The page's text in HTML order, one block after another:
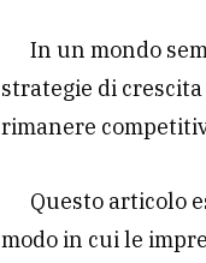
In un mondo
strategie di
rimanere
Questo articolo
modo in cui le